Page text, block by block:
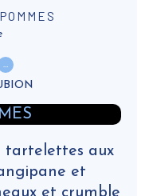
…
tartelettes aux
et
et crumble